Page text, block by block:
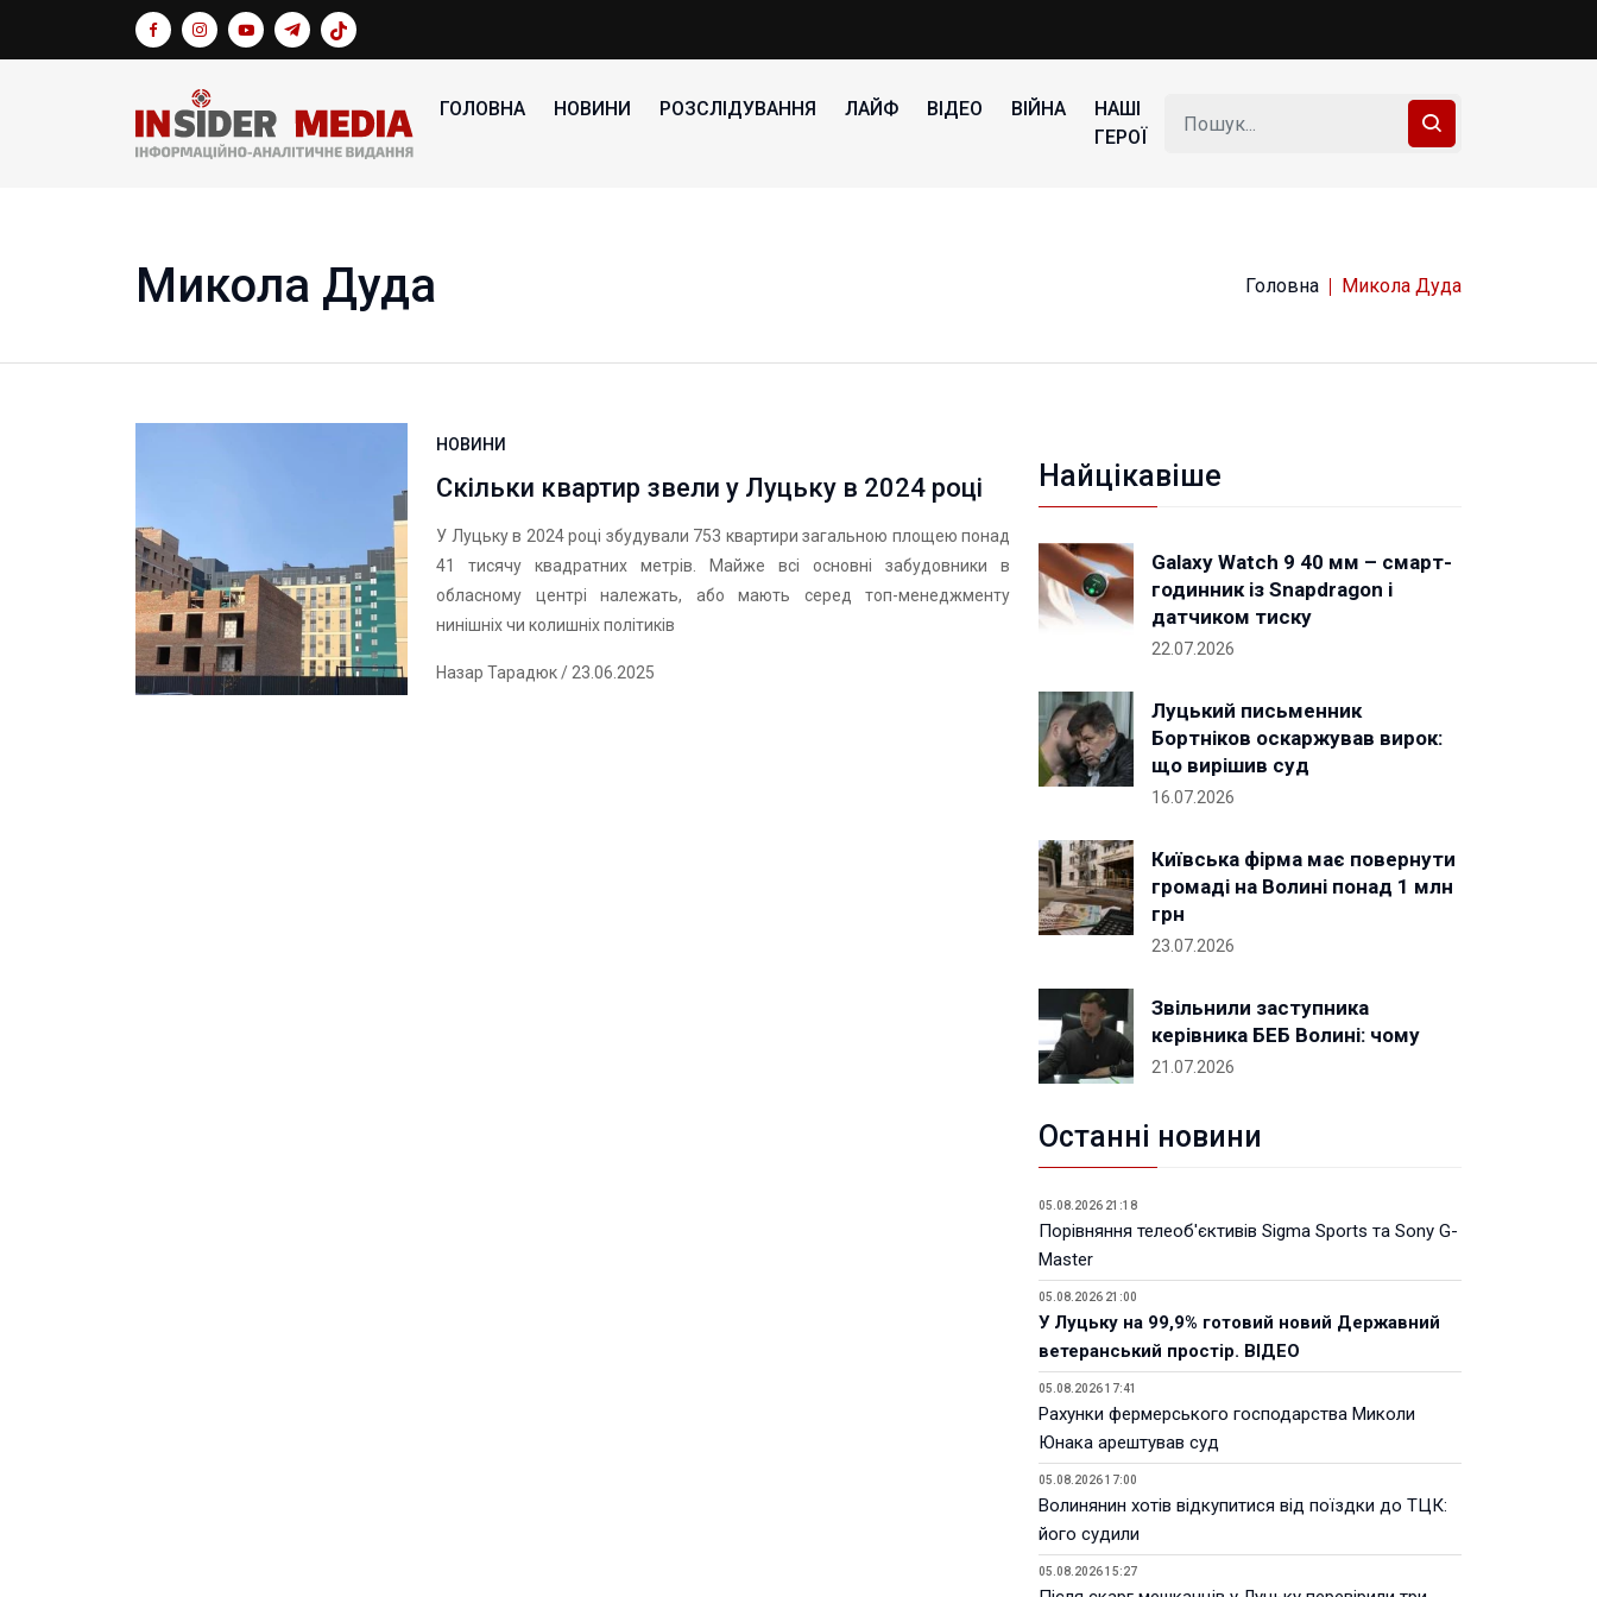
ГОЛОВНА НОВИНИ РОЗСЛІДУВАННЯ ЛАЙФ ВІДЕО ВІЙНА
НАШІ
ГЕРОЇ
Микола Дуда Головна Микола Дуда
НОВИНИ
Скільки квартир звели у Луцьку в 2024 році
У Луцьку в 2024 році збудували 753 квартири загальною площею понад
41 тисячу квадратних метрів. Майже всі основні забудовники в
обласному центрі належать, або мають серед топ-менеджменту
нинішніх чи колишніх політиків
Назар Тарадюк/ 23.06.2025
Найцікавіше
Galaxy Watch 9 40 мм – смарт-
годинник із Snapdragon і
датчиком тиску
22.07.2026
Луцький письменник
Бортніков оскаржував вирок:
що вирішив суд
16.07.2026
Київська фірма має повернути
громаді на Волині понад 1 млн
грн
23.07.2026
Звільнили заступника
керівника БЕБ Волині: чому
21.07.2026
Останні новини
05.08.2026 21:18
Порівняння телеоб'єктивів Sigma Sports та Sony G-
Master
05.08.2026 21:00
У Луцьку на 99,9% готовий новий Державний
ветеранський простір. ВІДЕО
05.08.2026 17:41
Рахунки фермерського господарства Миколи
Юнака арештував суд
05.08.2026 17:00
Волинянин хотів відкупитися від поїздки до ТЦК:
його судили
05.08.2026 15:27